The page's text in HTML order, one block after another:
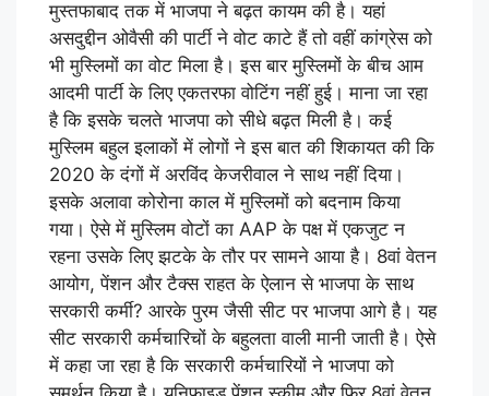
मुस्तफाबाद तक में भाजपा ने बढ़त कायम की है। यहां
असदुद्दीन ओवैसी की पार्टी ने वोट काटे हैं तो वहीं कांग्रेस को
भी मुस्लिमों का वोट मिला है। इस बार मुस्लिमों के बीच आम
आदमी पार्टी के लिए एकतरफा वोटिंग नहीं हुई। माना जा रहा
है कि इसके चलते भाजपा को सीधे बढ़त मिली है। कई
मुस्लिम बहुल इलाकों में लोगों ने इस बात की शिकायत की कि
2020 के दंगों में अरविंद केजरीवाल ने साथ नहीं दिया।
इसके अलावा कोरोना काल में मुस्लिमों को बदनाम किया
गया। ऐसे में मुस्लिम वोटों का AAP के पक्ष में एकजुट न
रहना उसके लिए झटके के तौर पर सामने आया है। 8वां वेतन
आयोग, पेंशन और टैक्स राहत के ऐलान से भाजपा के साथ
सरकारी कर्मी? आरके पुरम जैसी सीट पर भाजपा आगे है। यह
सीट सरकारी कर्मचारिचों के बहुलता वाली मानी जाती है। ऐसे
में कहा जा रहा है कि सरकारी कर्मचारियों ने भाजपा को